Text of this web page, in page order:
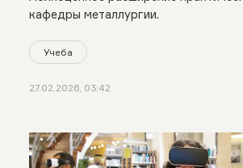
кафедры металлургии.
Учеба
27.02.2026, 03:42